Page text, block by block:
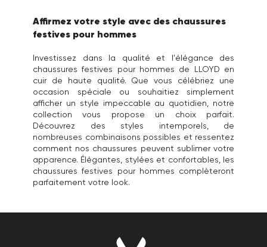
Affirmez votre style avec des chaussures
festives pour hommes
Investissez dans la qualité et l'élégance des
chaussures festives pour hommes de LLOYD en
cuir de haute qualité. Que vous célébriez une
occasion spéciale ou souhaitiez simplement
afficher un style impeccable au quotidien, notre
collection vous propose un choix parfait.
Découvrez des styles intemporels, de
nombreuses combinaisons possibles et ressentez
comment nos chaussures peuvent sublimer votre
apparence. Élégantes, stylées et confortables, les
chaussures festives pour hommes complèteront
parfaitement votre look.